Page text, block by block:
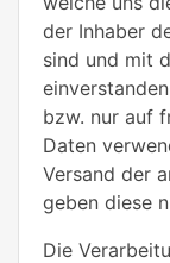
der Inhaber
sind und mit
bzw. nur auf
Daten
Versand der
geben diese
Die